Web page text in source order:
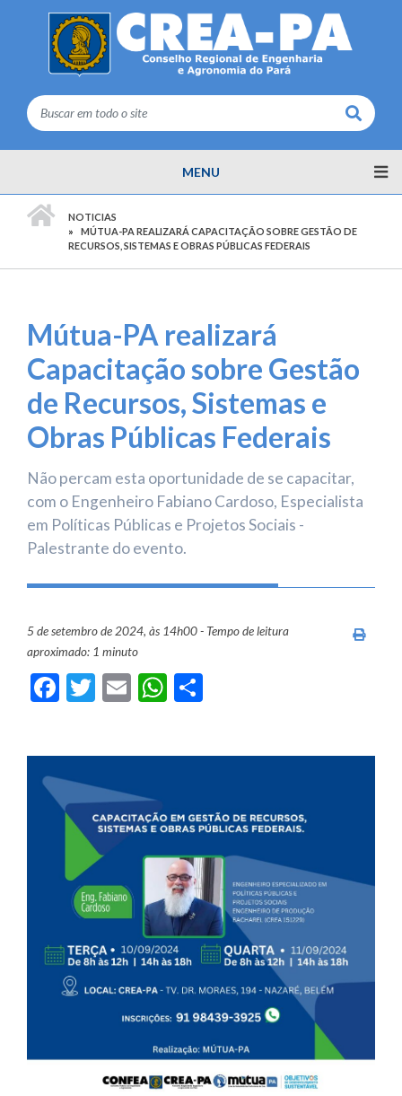
Buscar
MENU
NOTICIAS
MÚTUA-PA REALIZARÁ CAPACITAÇÃO SOBRE GESTÃO DE
RECURSOS, SISTEMAS E OBRAS PÚBLICAS FEDERAIS
Mútua-PA realizará
Capacitação sobre Gestão
de Recursos, Sistemas e
Obras Públicas Federais
Não percam esta oportunidade de se capacitar,
com o Engenheiro Fabiano Cardoso, Especialista
em Políticas Públicas e Projetos Sociais -
Palestrante do evento.
5 de setembro de 2024, às 14h00 - Tempo de leitura
aproximado: 1 minuto
Facebook
Twitter
EmailWhatsApp